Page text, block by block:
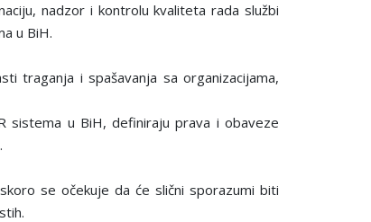
nadzor i kontrolu kvaliteta rada službi
u BiH.
traganja i spašavanja sa organizacijama,
sistema u BiH, definiraju prava i obaveze
se očekuje da će slični sporazumi biti